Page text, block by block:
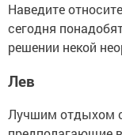
Наведите
сегодня
решении некой
Лев
Лучшим отдыхом